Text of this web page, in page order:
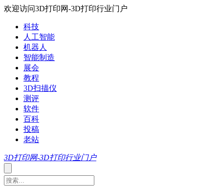
欢迎访问3D打印网-3D打印行业门户
科技
人工智能
机器人
智能制造
展会
教程
3D扫描仪
测评
软件
百科
投稿
老站
3D打印网-3D打印行业门户